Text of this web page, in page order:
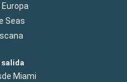
Europa
Seas
salida
Miami